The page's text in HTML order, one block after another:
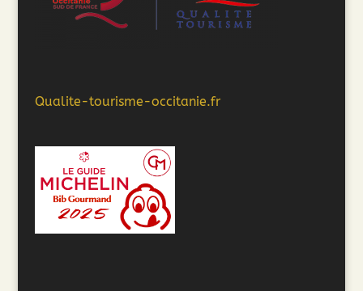
Qualite-tourisme-occitanie.fr